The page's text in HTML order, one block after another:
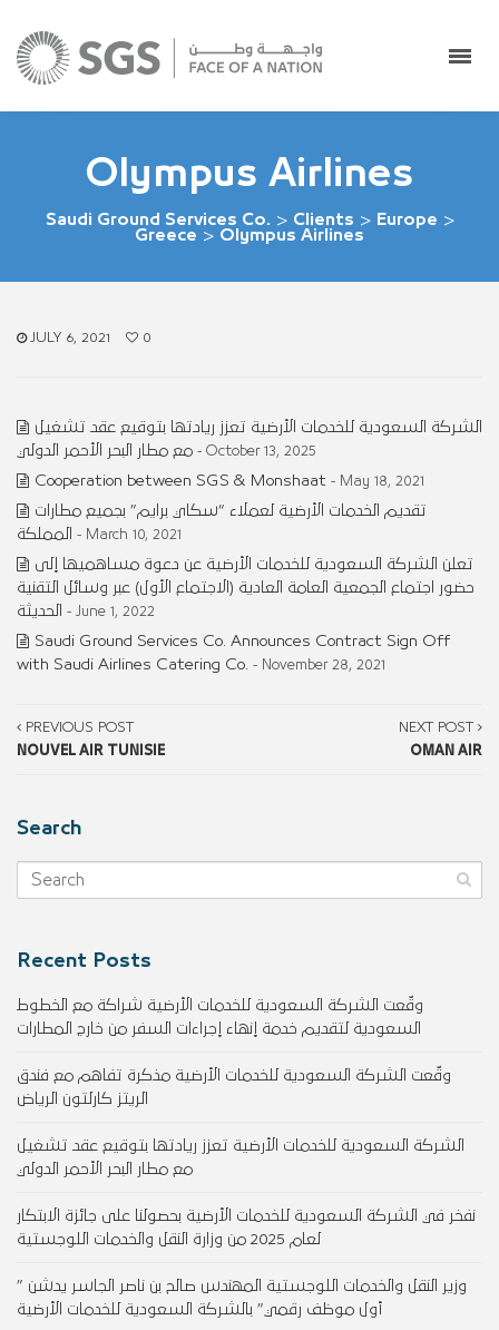
Olympus Airlines
Saudi Ground Services Co. > Clients > Europe >
Greece > Olympus Airlines
JULY 6, 2021 0
الشركة السعودية للخدمات الأرضية تعزز ريادتها بتوقيع عقد تشغيل
مع مطار البحر الأحمر الدولي - October 13, 2025
Cooperation between SGS & Monshaat - May 18, 2021
تقديم الخدمات الأرضية لعملاء “سكاي برايم” بجميع مطارات
المملكة
- March 10, 2021
تعلن الشركة السعودية للخدمات الأرضية عن دعوة مساهميها إلى
حضور اجتماع الجمعية العامة العادية (الاجتماع الأول) عبر وسائل التقنية
الحديثة
- June 1, 2022
Saudi Ground Services Co. Announces Contract Sign Off
with Saudi Airlines Catering Co. - November 28, 2021
PREVIOUS POST
NOUVEL AIR TUNISIE
NEXT POST
OMAN AIR
Search
Recent Posts
وقّعت الشركة السعودية للخدمات الأرضية شراكة مع الخطوط
السعودية لتقديم خدمة إنهاء إجراءات السفر من خارج المطارات
وقّعت الشركة السعودية للخدمات الأرضية مذكرة تفاهم مع فندق
الريتز كارلتون الرياض
الشركة السعودية للخدمات الأرضية تعزز ريادتها بتوقيع عقد تشغيل
مع مطار البحر الأحمر الدولي
نفخر في الشركة السعودية للخدمات الأرضية بحصولنا على جائزة الابتكار
لعام 2025 من وزارة النقل والخدمات اللوجستية
وزير النقل والخدمات اللوجستية المهندس صالح بن ناصر الجاسر يدشن ”
أول موظف رقمي” بالشركة السعودية للخدمات الأرضية